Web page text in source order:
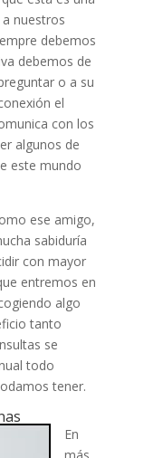
nuestros
debemos
debemos de
o a su
el
con los
algunos de
este mundo
ese amigo,
sabiduría
con mayor
entremos en
algo
tanto
se
todo
tener.
En